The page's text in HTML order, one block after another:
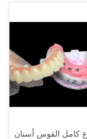
كامل القوس أسنان